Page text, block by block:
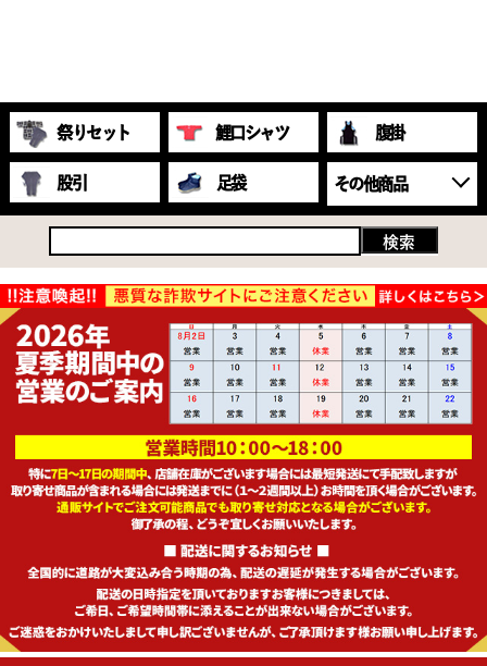
祭りセット 鯉口シャツ 腹掛
股引 足袋 その他商品